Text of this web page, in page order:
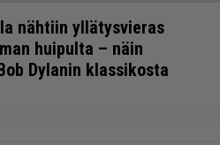
nähtiin yllätysvieras
huipulta – näin
Dylanin klassikosta